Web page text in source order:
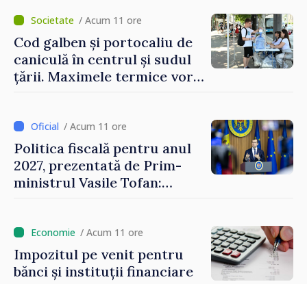
/ Acum 11 ore
Cod galben și portocaliu de
caniculă în centrul și sudul
țării. Maximele termice vor
/ Acum 11 ore
Politica fiscală pentru anul
2027, prezentată de Prim-
ministrul Vasile Tofan:
taxare mai echitabilă
/ Acum 11 ore
Impozitul pe venit pentru
bănci și instituții financiare